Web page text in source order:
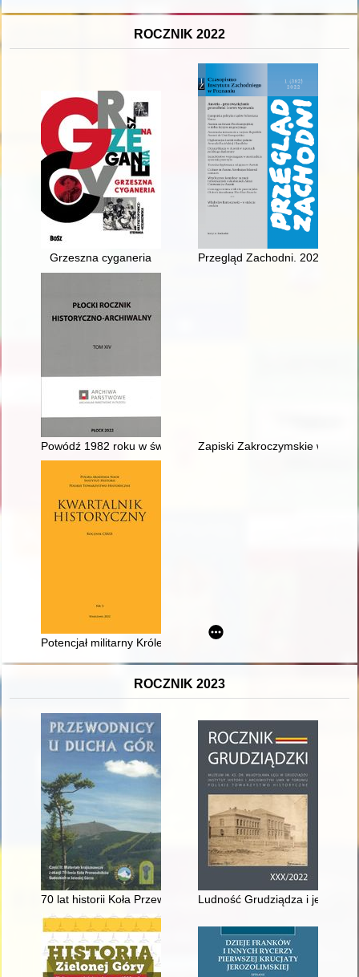
ROCZNIK 2022
Grzeszna cyganeria Przegląd Zachodni. 2022, nr 1
Powódź 1982 roku w świetle teleksów i fotografii Komitetu
Zapiski Zakroczymskie w 600-
Potencjał militarny Królestwa Polskiego w 1819 roku w
ROCZNIK 2023
70 lat historii Koła Przewodników Sudeckich przy Oddziale
Ludność Grudziądza i jej